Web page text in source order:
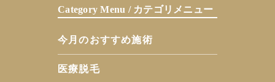
Category Menu / カテゴリメニュー
今月のおすすめ施術
医療脱毛